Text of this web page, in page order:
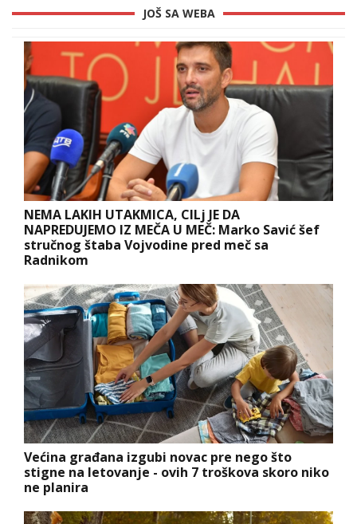
JOŠ SA WEBA
NEMA LAKIH UTAKMICA, CILj JE DA
NAPREDUJEMO IZ MEČA U MEČ: Marko Savić šef
stručnog štaba Vojvodine pred meč sa
Radnikom
Većina građana izgubi novac pre nego što
stigne na letovanje - ovih 7 troškova skoro niko
ne planira